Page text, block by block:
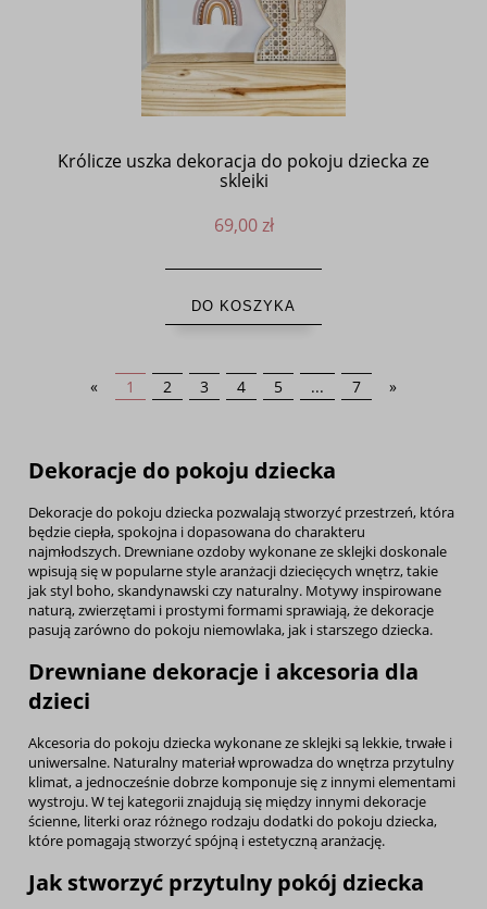
Królicze uszka dekoracja do pokoju dziecka ze
sklejki
69,00 zł
DO KOSZYKA
« 1 2 3 4 5 ... 7 »
Dekoracje do pokoju dziecka
Dekoracje do pokoju dziecka pozwalają stworzyć przestrzeń, która
będzie ciepła, spokojna i dopasowana do charakteru
najmłodszych. Drewniane ozdoby wykonane ze sklejki doskonale
wpisują się w popularne style aranżacji dziecięcych wnętrz, takie
jak styl boho, skandynawski czy naturalny. Motywy inspirowane
naturą, zwierzętami i prostymi formami sprawiają, że dekoracje
pasują zarówno do pokoju niemowlaka, jak i starszego dziecka.
Drewniane dekoracje i akcesoria dla
dzieci
Akcesoria do pokoju dziecka wykonane ze sklejki są lekkie, trwałe i
uniwersalne. Naturalny materiał wprowadza do wnętrza przytulny
klimat, a jednocześnie dobrze komponuje się z innymi elementami
wystroju. W tej kategorii znajdują się między innymi dekoracje
ścienne, literki oraz różnego rodzaju dodatki do pokoju dziecka,
które pomagają stworzyć spójną i estetyczną aranżację.
Jak stworzyć przytulny pokój dziecka